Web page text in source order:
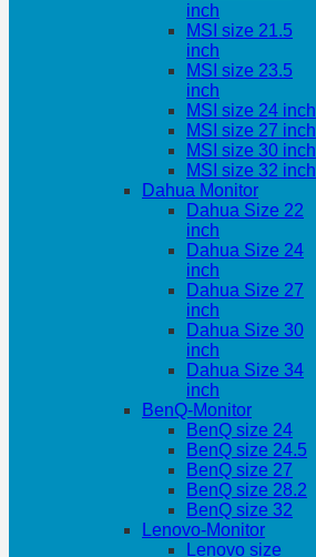
inch
MSI size 21.5
inch
MSI size 23.5
inch
MSI size 24 inch
MSI size 27 inch
MSI size 30 inch
MSI size 32 inch
Dahua Monitor
Dahua Size 22
inch
Dahua Size 24
inch
Dahua Size 27
inch
Dahua Size 30
inch
Dahua Size 34
inch
BenQ-Monitor
BenQ size 24
BenQ size 24.5
BenQ size 27
BenQ size 28.2
BenQ size 32
Lenovo-Monitor
Lenovo size